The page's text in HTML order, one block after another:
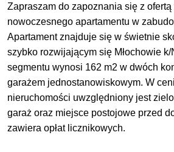
Zapraszam do zapoznania się z
nowoczesnego apartamentu w
Apartament znajduje się w świetnie
szybko rozwijającym się Młochowie
segmentu wynosi 162 m2 w dwóch
garażem jednostanowiskowym. W
nieruchomości uwzględniony jest
garaż oraz miejsce postojowe przed
zawiera opłat licznikowych.